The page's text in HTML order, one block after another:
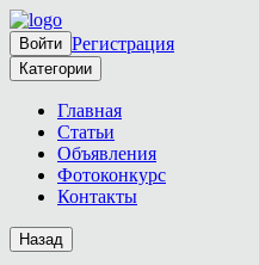
Войти Регистрация
Категории
Главная
Статьи
Объявления
Фотоконкурс
Контакты
Назад